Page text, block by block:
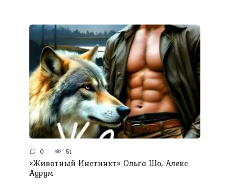
0 51
«Животный Инстинкт» Ольга Шо, Алекс
Аурум